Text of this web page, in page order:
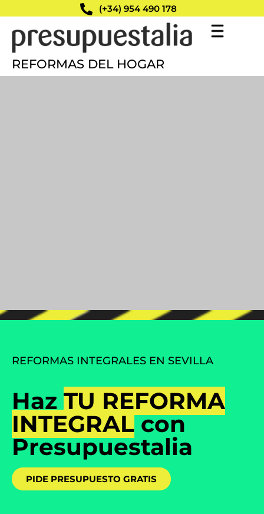
(+34) 954 490 178
REFORMAS DEL HOGAR
REFORMAS INTEGRALES EN SEVILLA
Haz TU REFORMA
INTEGRALcon
Presupuestalia
PIDE PRESUPUESTO GRATIS